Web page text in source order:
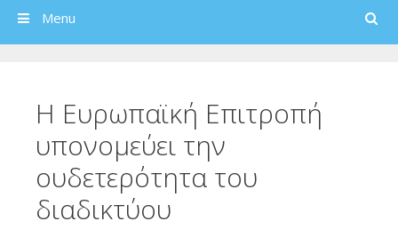
Search
Menu
Η Ευρωπαϊκή Επιτροπή
υπονομεύει την
ουδετερότητα του
διαδικτύου